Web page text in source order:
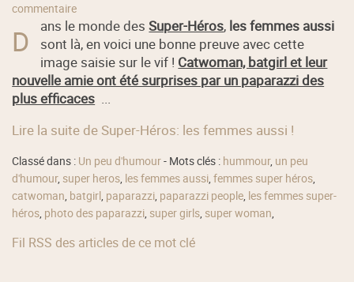
commentaire
D ans le monde desSuper-Héros, les femmes aussi
sont là, en voici une bonne preuve avec cette
image saisie sur le vif ! Catwoman, batgirl et leur
nouvelle amie ont été surprises par un paparazzi des
plus efficaces ...
Lire la suite de Super-Héros: les femmes aussi !
Classé dans : Un peu d'humour- Mots clés : hummour, un peu
d'humour, super heros, les femmes aussi,femmes super héros,
catwoman, batgirl , paparazzi, paparazzi people, les femmes super-
héros, photo des paparazzi, super girls, super woman,
Fil RSS des articles de ce mot clé